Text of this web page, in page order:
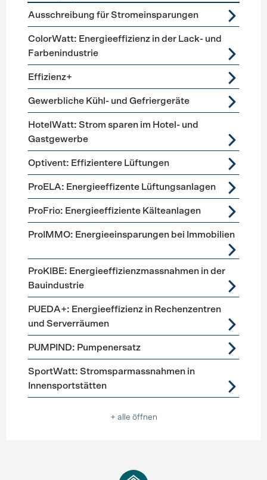
Förderprogramme Lüftung, Kälte, Klima
Ausschreibung für Stromeinsparungen
ColorWatt: Energieeffizienz in der Lack- und
Farbenindustrie
Effizienz+
Gewerbliche Kühl- und Gefriergeräte
HotelWatt: Strom sparen im Hotel- und
Gastgewerbe
Optivent: Effizientere Lüftungen
ProELA: Energieeffizente Lüftungsanlagen
ProFrio: Energieeffiziente Kälteanlagen
ProIMMO: Energieeinsparungen bei Immobilien
ProKIBE: Energieeffizienzmassnahmen in der
Bauindustrie
PUEDA+: Energieeffizienz in Rechenzentren
und Serverräumen
PUMPIND: Pumpenersatz
SportWatt: Stromsparmassnahmen in
Innensportstätten
+ alle öffnen